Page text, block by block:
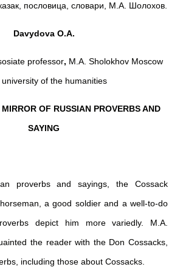
пословица, словари, М.А. Шолохов.
Davydova O.A.
professor, M.A. Sholokhov Moscow
of the humanities
OF RUSSIAN PROVERBS AND
SAYING
proverbs and sayings, the Cossack
a good soldier and a well-to-do
depict him more variedly. M.A.
the reader with the Don Cossacks,
including those about Cossacks.